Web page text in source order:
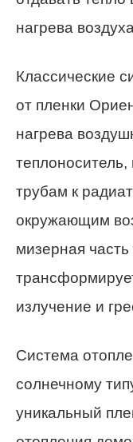
нагрева
Классические
от пленки
нагрева
теплоноситель,
трубам к
окружающим
мизерная
излучение и
Система
солнечному
уникальный